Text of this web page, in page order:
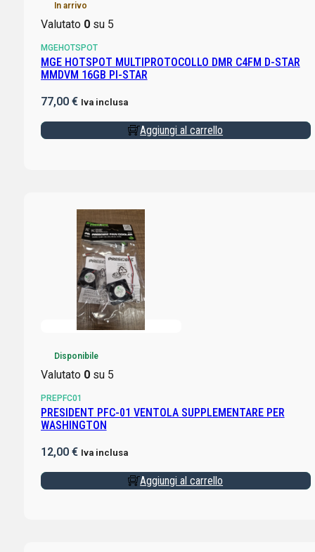
In arrivo
Valutato 0su 5
MGEHOTSPOT
MGE HOTSPOT MULTIPROTOCOLLO DMR C4FM D-STAR
MMDVM 16GB PI-STAR
77,00 € Iva inclusa
Aggiungi al carrello
Disponibile
Valutato 0su 5
PREPFC01
PRESIDENT PFC-01 VENTOLA SUPPLEMENTARE PER
WASHINGTON
12,00 € Iva inclusa
Aggiungi al carrello